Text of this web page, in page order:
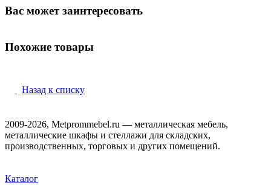
Вас может заинтересовать
Похожие товары
Назад к списку
2009-2026, Metprommebel.ru — металлическая мебель,
металлические шкафы и стеллажи для складских,
производственных, торговых и других помещений.
Каталог